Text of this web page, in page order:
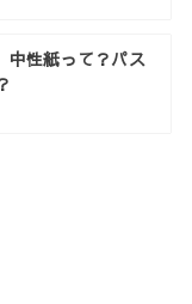
中性紙って？パス